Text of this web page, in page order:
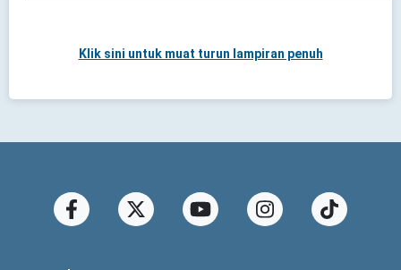
Klik sini untuk muat turun lampiran penuh